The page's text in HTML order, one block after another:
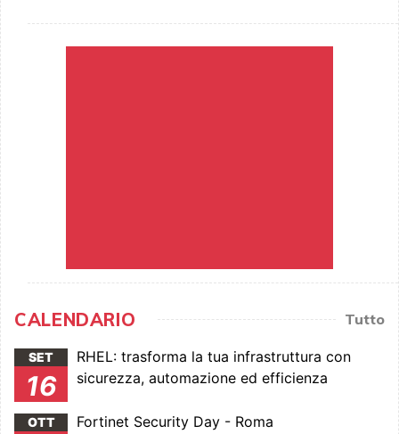
CALENDARIO Tutto
SET
16
RHEL: trasforma la tua infrastruttura con
sicurezza, automazione ed efficienza
OTT Fortinet Security Day - Roma